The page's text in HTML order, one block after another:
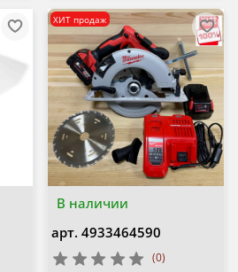
В наличии
ХИТ продаж
арт. 4933464590
(0)